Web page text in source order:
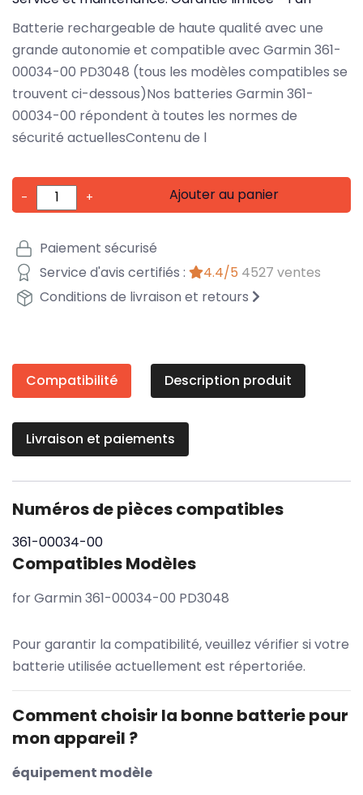
Batterie rechargeable de haute qualité avec une
grande autonomie et compatible avec Garmin 361-
00034-00 PD3048 (tous les modèles compatibles se
trouvent ci-dessous)Nos batteries Garmin 361-
00034-00 répondent à toutes les normes de
sécurité actuellesContenu de l
- + Ajouter au panier
Paiement sécurisé
Service d'avis certifiés :
4.4/5 4527 ventes
Conditions de livraison et retours
Compatibilité Description produit
Livraison et paiements
Numéros de pièces compatibles
361-00034-00
Compatibles Modèles
for Garmin 361-00034-00 PD3048
Pour garantir la compatibilité, veuillez vérifier si votre
batterie utilisée actuellement est répertoriée.
Comment choisir la bonne batterie pour
mon appareil ?
équipement modèle